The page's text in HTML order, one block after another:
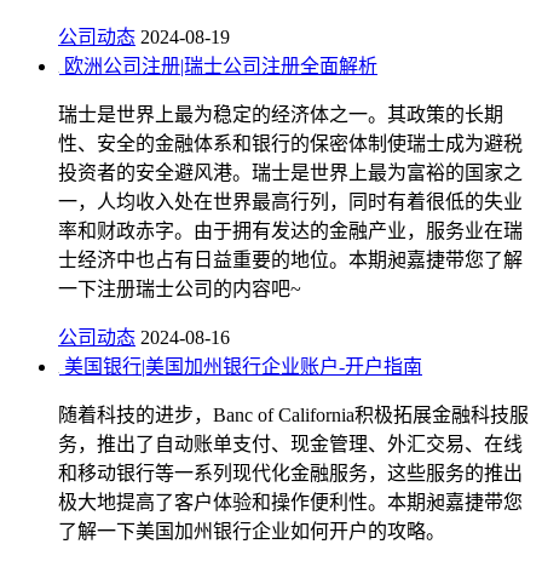
公司动态 2024-08-19
欧洲公司注册|瑞士公司注册全面解析
瑞士是世界上最为稳定的经济体之一。其政策的长期
性、安全的金融体系和银行的保密体制使瑞士成为避税
投资者的安全避风港。瑞士是世界上最为富裕的国家之
一，人均收入处在世界最高行列，同时有着很低的失业
率和财政赤字。由于拥有发达的金融产业，服务业在瑞
士经济中也占有日益重要的地位。本期昶嘉捷带您了解
一下注册瑞士公司的内容吧~
公司动态 2024-08-16
美国银行|美国加州银行企业账户-开户指南
随着科技的进步，Banc of California积极拓展金融科技服
务，推出了自动账单支付、现金管理、外汇交易、在线
和移动银行等一系列现代化金融服务，这些服务的推出
极大地提高了客户体验和操作便利性。本期昶嘉捷带您
了解一下美国加州银行企业如何开户的攻略。